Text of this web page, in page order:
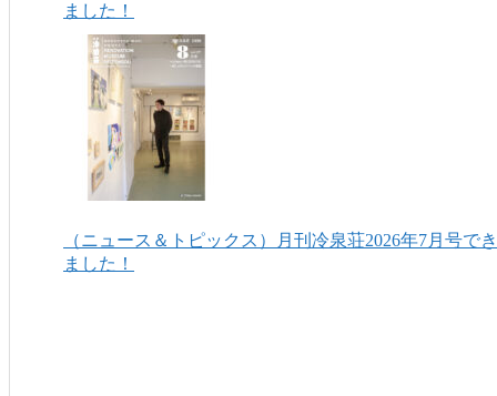
ました！
（ニュース＆トピックス）月刊冷泉荘2026年7月号でき
ました！